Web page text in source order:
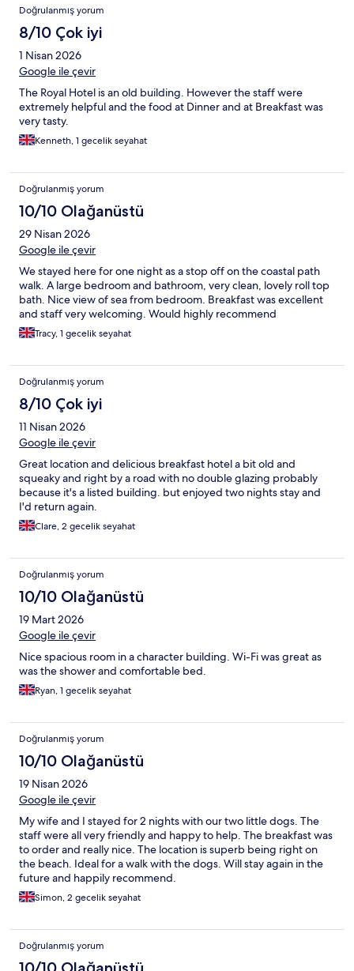
Doğrulanmış yorum
8/10 Çok iyi
1 Nisan 2026
Google ile çevir
The Royal Hotel is an old building. However the staff were
extremely helpful and the food at Dinner and at Breakfast was
very tasty.
Kenneth, 1 gecelik seyahat
Doğrulanmış yorum
10/10 Olağanüstü
29 Nisan 2026
Google ile çevir
We stayed here for one night as a stop off on the coastal path
walk. A large bedroom and bathroom, very clean, lovely roll top
bath. Nice view of sea from bedroom. Breakfast was excellent
and staff very welcoming. Would highly recommend
Tracy, 1 gecelik seyahat
Doğrulanmış yorum
8/10 Çok iyi
11 Nisan 2026
Google ile çevir
Great location and delicious breakfast hotel a bit old and
squeaky and right by a road with no double glazing probably
because it's a listed building. but enjoyed two nights stay and
I'd return again.
Clare, 2 gecelik seyahat
Doğrulanmış yorum
10/10 Olağanüstü
19 Mart 2026
Google ile çevir
Nice spacious room in a character building. Wi-Fi was great as
was the shower and comfortable bed.
Ryan, 1 gecelik seyahat
Doğrulanmış yorum
10/10 Olağanüstü
19 Nisan 2026
Google ile çevir
My wife and I stayed for 2 nights with our two little dogs. The
staff were all very friendly and happy to help. The breakfast was
to order and really nice. The location is superb being right on
the beach. Ideal for a walk with the dogs. Will stay again in the
future and happily recommend.
Simon, 2 gecelik seyahat
Doğrulanmış yorum